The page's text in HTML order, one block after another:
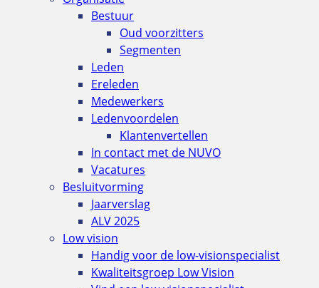
Bestuur
Oud voorzitters
Segmenten
Leden
Ereleden
Medewerkers
Ledenvoordelen
Klantenvertellen
In contact met de NUVO
Vacatures
Besluitvorming
Jaarverslag
ALV 2025
Low vision
Handig voor de low-visionspecialist
Kwaliteitsgroep Low Vision